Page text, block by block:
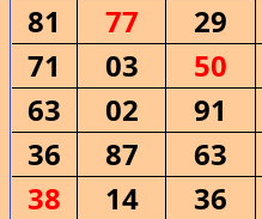
81
77 29
71
03 50
63
02 91
36
87 63
38
14 36